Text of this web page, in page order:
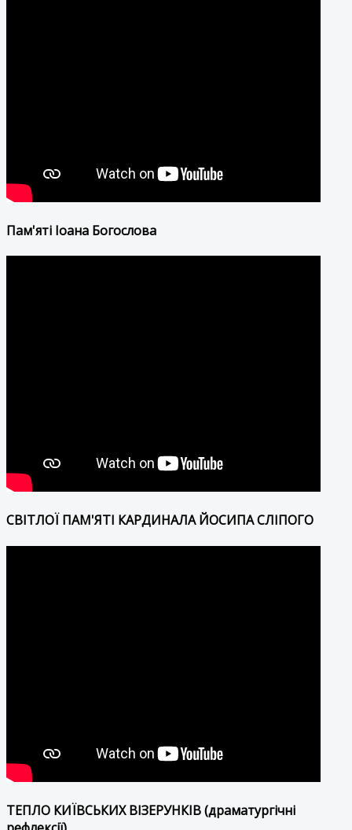
Пам'яті Іоана Богослова
СВІТЛОЇ ПАМ'ЯТІ КАРДИНАЛА ЙОСИПА СЛІПОГО
ТЕПЛО КИЇВСЬКИХ ВІЗЕРУНКІВ (драматургічні